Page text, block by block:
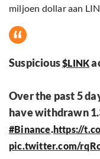
miljoen dollar aan
Suspicious$LINK
Over the past 5
have withdrawn
#Binance.https://
pic.twitter.com/